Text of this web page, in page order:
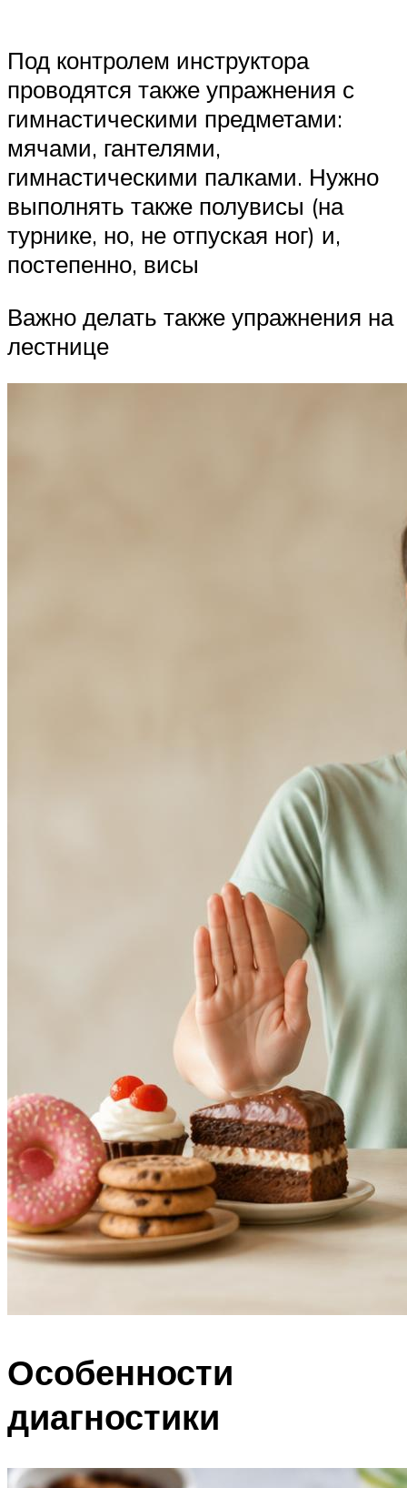
Под контролем инструктора
проводятся также упражнения с
гимнастическими предметами:
мячами, гантелями,
гимнастическими палками. Нужно
выполнять также полувисы (на
турнике, но, не отпуская ног) и,
постепенно, висы
Важно делать также упражнения на
лестнице
Особенности
диагностики